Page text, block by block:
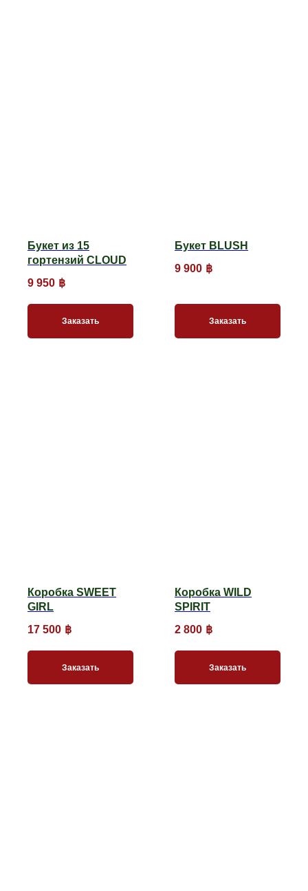
Букет из 15
гортензий CLOUD
9 950 ฿
Заказать
Букет BLUSH
9 900 ฿
Заказать
Коробка SWEET
GIRL
17 500 ฿
Заказать
Коробка WILD
SPIRIT
2 800 ฿
Заказать